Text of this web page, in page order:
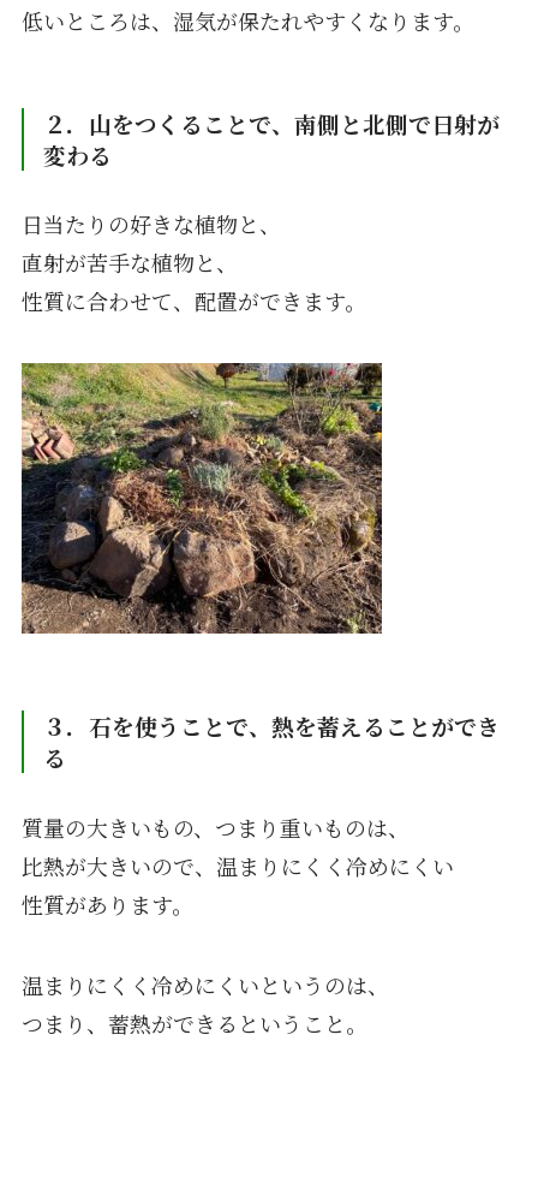
低いところは、湿気が保たれやすくなります。
２．山をつくることで、南側と北側で日射が
変わる
日当たりの好きな植物と、
直射が苦手な植物と、
性質に合わせて、配置ができます。
３．石を使うことで、熱を蓄えることができ
る
質量の大きいもの、つまり重いものは、
比熱が大きいので、温まりにくく冷めにくい
性質があります。
温まりにくく冷めにくいというのは、
つまり、蓄熱ができるということ。